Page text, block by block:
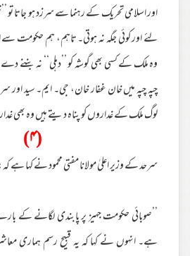
اور اسلامی تحریک کے رہنما سے سرزد ہو جاتا
لئے اور کوئی جگہ نہ ہوتی۔ تاہم، ہم حکومت
وہ ملک کے کسی بھی گوشہ کو ’’دہلی‘‘ نہ بننے
چپہ چپہ میں خان غفار خان، جی۔ ایم۔ سید اور
لوگ ملک کے غداروں کو پناہ دیتے ہیں وہ بھی
(۴)
سرحد کے وزیر اعلیٰ مولانا مفتی محمود نے کہا ہے
’’صوبائی حکومت جہیز پر پابندی لگانے کے
ہے۔ انہوں نے کہا کہ یہ قبیح رسم ہماری